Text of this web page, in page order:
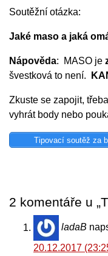
Soutěžní otázka:
Jaké maso a jaká
Nápověda: MASO je
švestková to není.
Zkuste se zapojit,
vyhrát body nebo
Tipovací soutěž za
2 komentáře u
ladaB
20.12.2017